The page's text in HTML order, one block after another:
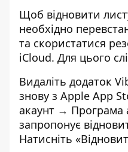
Щоб відновити
необхідно
та скористатися
iCloud. Для цього
Видаліть додаток
знову з Apple App
акаунт → Програма
запропонує
Натисніть «